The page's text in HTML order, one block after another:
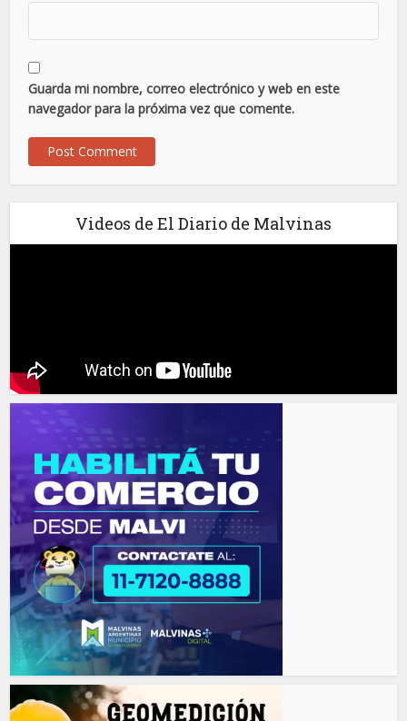
Guarda mi nombre, correo electrónico y web en este
navegador para la próxima vez que comente.
Videos de El Diario de Malvinas